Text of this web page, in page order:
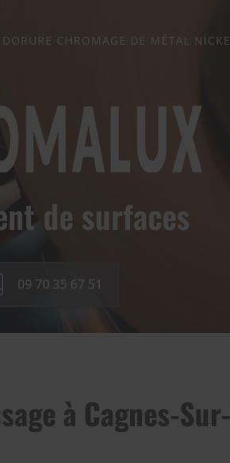
de surfaces
09 70 35 67 51
DORURE CHROMAGE DE MÉTAL
à Cagnes-